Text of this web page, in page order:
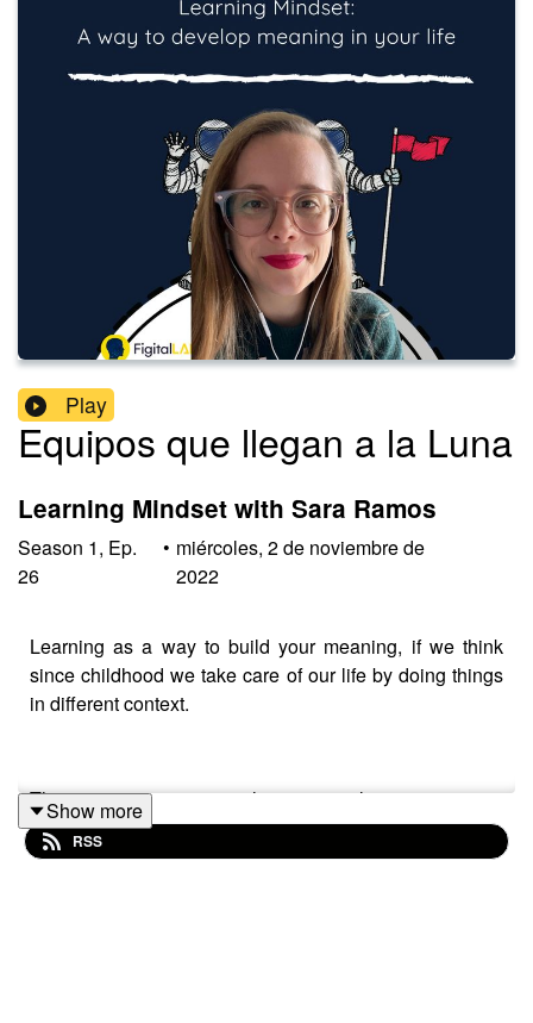
Play
Equipos que llegan a la Luna
Learning Mindset with Sara Ramos
Season 1, Ep.
26
• miércoles, 2 de noviembre de
2022
Learning as a way to build your meaning, if we think
since childhood we take care of our life by doing things
in different context.
The most you experiment the most you learn.
The most you refine the most you capitalize.
Show more
RSS